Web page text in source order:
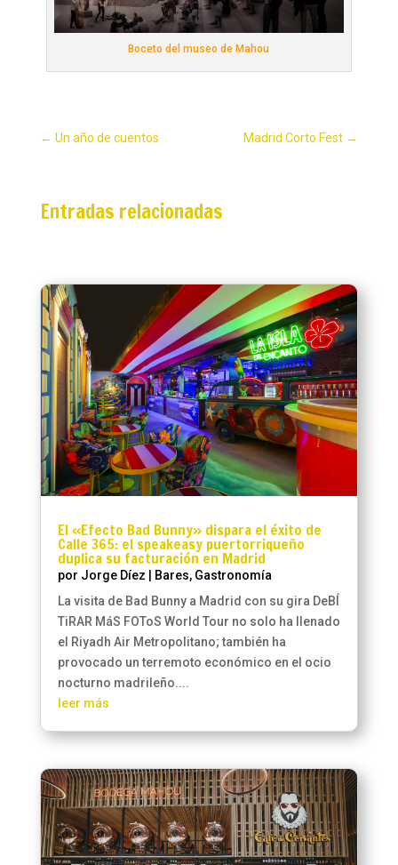
Boceto del museo de Mahou
← Un año de cuentos Madrid Corto Fest →
Entradas relacionadas
El «Efecto Bad Bunny» dispara el éxito de
Calle 365: el speakeasy puertorriqueño
duplica su facturación en Madrid
por Jorge Díez Bares, Gastronomía
La visita de Bad Bunny a Madrid con su gira DeBÍ
TiRAR MáS FOToS World Tour no solo ha llenado
el Riyadh Air Metropolitano; también ha
provocado un terremoto económico en el ocio
nocturno madrileño....
leer más